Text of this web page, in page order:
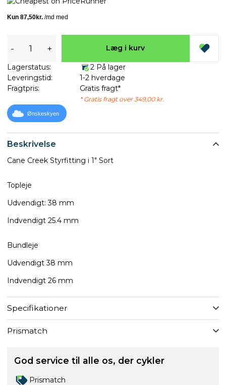
Beskrivelse
Cane Creek Styrfitting i 1" Sort
Topleje
Udvendigt: 38 mm
Indvendigt 25.4 mm
Bundleje
Udvendigt 38 mm
​​​​​​​Indvendigt 26 mm
Specifikationer
Prismatch
- + Læg i kurv
Lagerstatus:
2 På lager
Leveringstid:
1-2 hverdage
Fragtpris:
Gratis fragt*
* Gratis fragt over 349,00 kr.
Ønskeskyen
God service til alle os, der cykler
Prismatch